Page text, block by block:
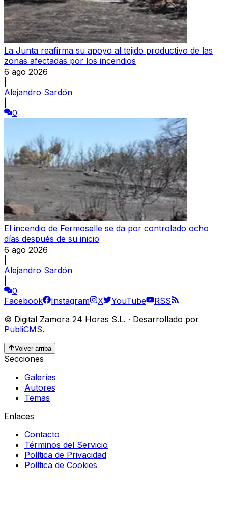
La Junta reafirma su apoyo al tejido productivo de las
zonas afectadas por los incendios
6 ago 2026
Alejandro Sardón
0
El incendio de Fermoselle se da por controlado ocho
días después de su inicio
6 ago 2026
Alejandro Sardón
0
Facebook
Instagram X YouTube
RSS
© Digital Zamora 24 Horas S.L. · Desarrollado por
PubliCMS.
Volver arriba
Secciones
Galerías
Autores
Temas
Enlaces
Contacto
Términos del Servicio
Política de Privacidad
Política de Cookies